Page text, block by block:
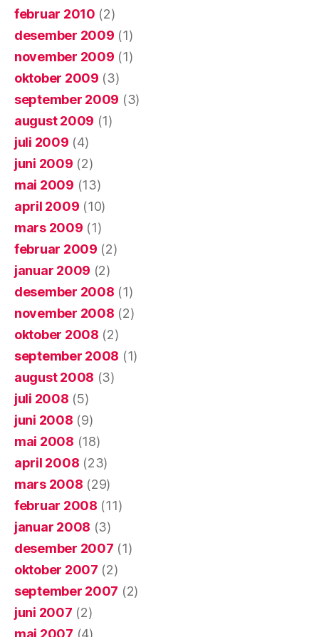
februar 2010 (2)
desember 2009 (1)
november 2009 (1)
oktober 2009 (3)
september 2009 (3)
august 2009 (1)
juli 2009 (4)
juni 2009 (2)
mai 2009 (13)
april 2009 (10)
mars 2009 (1)
februar 2009 (2)
januar 2009 (2)
desember 2008 (1)
november 2008 (2)
oktober 2008 (2)
september 2008 (1)
august 2008 (3)
juli 2008 (5)
juni 2008 (9)
mai 2008 (18)
april 2008 (23)
mars 2008 (29)
februar 2008 (11)
januar 2008 (3)
desember 2007 (1)
oktober 2007 (2)
september 2007 (2)
juni 2007 (2)
mai 2007 (4)